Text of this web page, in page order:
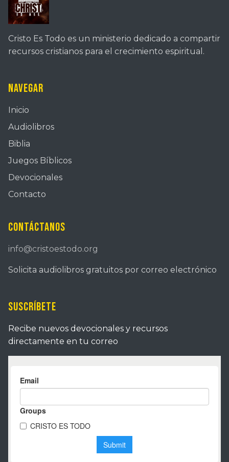
Cristo Es Todo es un ministerio dedicado a compartir
recursos cristianos para el crecimiento espiritual.
Navegar
Inicio
Audiolibros
Biblia
Juegos Bíblicos
Devocionales
Contacto
Contáctanos
info@cristoestodo.org
Solicita audiolibros gratuitos por correo electrónico
Suscríbete
Recibe nuevos devocionales y recursos
directamente en tu correo